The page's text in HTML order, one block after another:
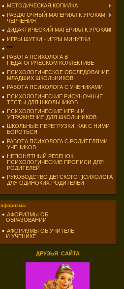
МЕТОДИЧЕСКАЯ КОПИЛКА
РАЗДАТОЧНЫЙ МАТЕРИАЛ К УРОКАМ
ЧЕРЧЕНИЯ
ДИДАКТИЧЕСКИЙ МАТЕРИАЛ К УРОКАМ
ИГРЫ ШУТКИ - ИГРЫ МИНУТКИ
***
РАБОТА ПСИХОЛОГА В
ПЕДАГОГИЧЕСКОМ КОЛЛЕКТИВЕ
ПСИХОЛОГИЧЕСКОЕ ОБСЛЕДОВАНИЕ
МЛАДШИХ ШКОЛЬНИКОВ
РАБОТА ПСИХОЛОГА С УЧЕНИКАМИ
ПСИХОЛОГИЧЕСКИЕ РИСУНОЧНЫЕ
ТЕСТЫ ДЛЯ ШКОЛЬНИКОВ
ПСИХОЛОГИЧЕСКИЕ ИГРЫ И
УПРАЖНЕНИЯ ДЛЯ ШКОЛЬНИКОВ
ШКОЛЬНЫЕ ПЕРЕГРУЗКИ. КАК С НИМИ
БОРОТЬСЯ
РАБОТА ПСИХОЛОГА С РОДИТЕЛЯМИ
УЧЕНИКОВ
НЕПОНЯТНЫЙ РЕБЕНОК.
ПСИХОЛОГИЧЕСКИЕ ПРОПИСИ ДЛЯ
РОДИТЕЛЕЙ
РУКОВОДСТВО ДЕТСКОГО ПСИХОЛОГА
ДЛЯ ОДИНОКИХ РОДИТЕЛЕЙ
афоризмы
АФОРИЗМЫ ОБ
ОБРАЗОВАНИИ
АФОРИЗМЫ ОБ УЧИТЕЛЕ
И УЧЕНИКЕ
ДРУЗЬЯ САЙТА